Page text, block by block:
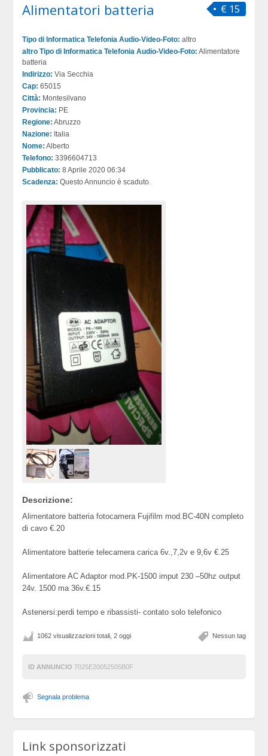
€ 15
Alimentatori batteria
Tipo di Informatica Telefonia Audio-Video-Foto: altro
altro Tipo di Informatica Telefonia Audio-Video-Foto: Alimentatore
batteria
Indirizzo: Via Secchia
Cap: 65015
Città: Montesilvano
Provincia: PE
Regione: Abruzzo
Nazione: Italia
Nome: Alberto
Telefono: 3396604713
Pubblicato: 8 Aprile 2020 06:34
Scadenza: Questo Annuncio è scaduto.
Descrizione:
Alimentatore batteria fotocamera Fujifilm mod.BC-40N completo
di cavo €.20
Alimentatore batterie telecamera carica 6v.,7,2v e 9,6v €.25
Alimentatore AC Adaptor mod.PK-1500 imput 230 –50hz output
24v. 1500 ma 36v.€.15
Astenersi:perdi tempo e ribassisti- contato solo telefonico
Nessun tag
1062 visualizzazioni totali, 2 oggi
ID ANNUNCIO 7025E20052505B0F
Segnala problema
Link sponsorizzati